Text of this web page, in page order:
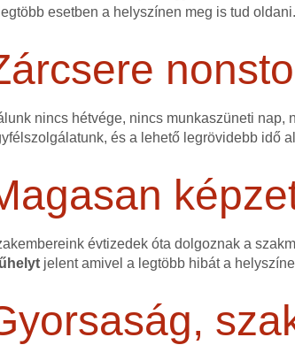
esetben a helyszínen meg is tud oldani.
nincs hétvége, nincs munkaszüneti
és a lehető legrövidebb idő
évtizedek óta dolgoznak a
jelent amivel a legtöbb hibát a